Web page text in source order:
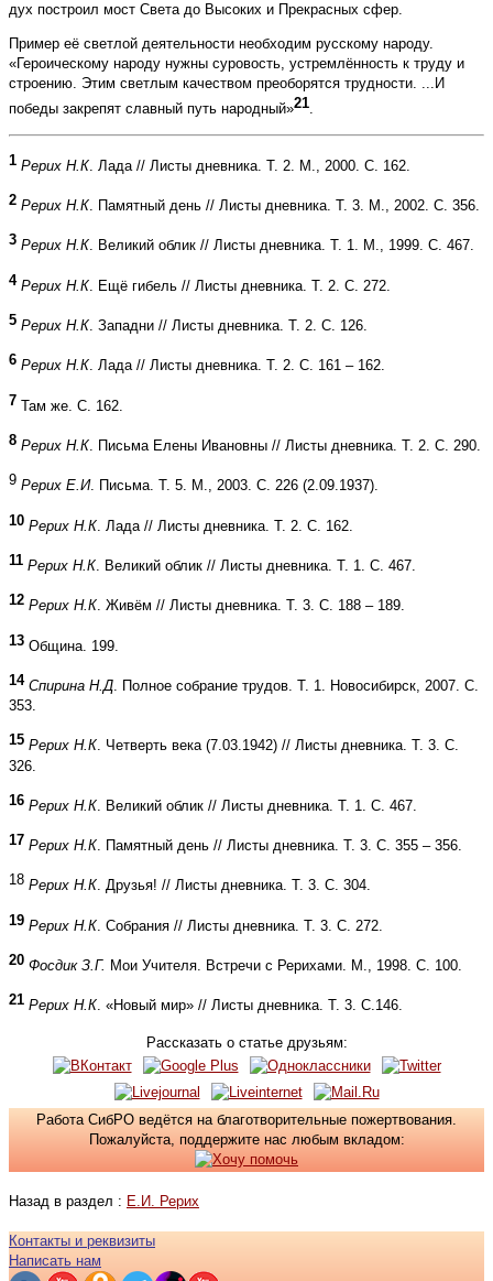
дух построил мост Света до Высоких и Прекрасных сфер.
Пример её светлой деятельности необходим русскому народу.
«Героическому народу нужны суровость, устремлённость к труду и
строению. Этим светлым качеством преоборятся трудности. ...И
победы закрепят славный путь народный»21.
1 Рерих Н.К . Лада // Листы дневника. Т. 2. М., 2000. С. 162.
2 Рерих Н.К. Памятный день // Листы дневника. Т. 3. М., 2002. С. 356.
3 Рерих Н.К. Великий облик // Листы дневника. Т. 1. М., 1999. С. 467.
4 Рерих Н.К . Ещё гибель // Листы дневника. Т. 2. С. 272.
5 Рерих Н.К. Западни // Листы дневника. Т. 2. С. 126.
6 Рерих Н.К. Лада // Листы дневника. Т. 2. С. 161 – 162.
7 Там же. С. 162.
8 Рерих Н.К. Письма Елены Ивановны // Листы дневника. Т. 2. С. 290.
9 Рерих Е.И. Письма. Т. 5. М., 2003. С. 226 (2.09.1937).
10 Рерих Н.К . Лада // Листы дневника. Т. 2. С. 162.
11 Рерих Н.К. Великий облик // Листы дневника. Т. 1. С. 467.
12 Рерих Н.К. Живём // Листы дневника. Т. 3. С. 188 – 189.
13 Община. 199.
14 Спирина Н.Д. Полное собрание трудов. Т. 1. Новосибирск, 2007. С.
353.
15 Рерих Н.К. Четверть века (7.03.1942) // Листы дневника. Т. 3. С.
326.
16 Рерих Н.К . Великий облик // Листы дневника. Т. 1. С. 467.
17 Рерих Н.К. Памятный день // Листы дневника. Т. 3. С. 355 – 356.
18 Рерих Н.К. Друзья! // Листы дневника. Т. 3. С. 304.
19 Рерих Н.К . Собрания // Листы дневника. Т. 3. С. 272.
20 Фосдик З.Г. Мои Учителя. Встречи с Рерихами. М., 1998. С. 100.
21 Рерих Н.К. «Новый мир» // Листы дневника. Т. 3. С.146.
Рассказать о статье друзьям:
Работа СибРО ведётся на благотворительные пожертвования.
Пожалуйста, поддержите нас любым вкладом:
Назад в раздел : Е.И. Рерих
Контакты и реквизиты
Написать нам